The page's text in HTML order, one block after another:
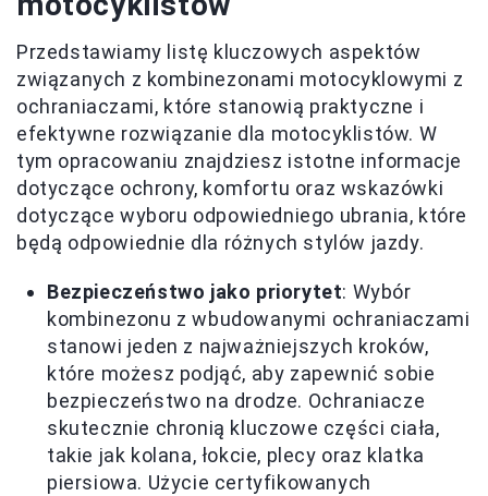
Przedstawiamy listę kluczowych aspektów
związanych z kombinezonami motocyklowymi z
ochraniaczami, które stanowią praktyczne i
efektywne rozwiązanie dla motocyklistów. W
tym opracowaniu znajdziesz istotne informacje
dotyczące ochrony, komfortu oraz wskazówki
dotyczące wyboru odpowiedniego ubrania, które
będą odpowiednie dla różnych stylów jazdy.
Bezpieczeństwo jako priorytet: Wybór
kombinezonu z wbudowanymi ochraniaczami
stanowi jeden z najważniejszych kroków,
które możesz podjąć, aby zapewnić sobie
bezpieczeństwo na drodze. Ochraniacze
skutecznie chronią kluczowe części ciała,
takie jak kolana, łokcie, plecy oraz klatka
piersiowa. Użycie certyfikowanych